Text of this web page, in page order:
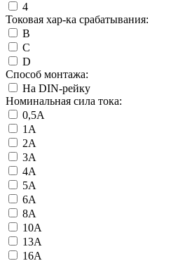
4
Токовая хар-ка срабатывания:
B
C
D
Способ монтажа:
На DIN-рейку
Номинальная сила тока:
0,5А
1А
2А
3А
4А
5А
6А
8А
10А
13А
16А